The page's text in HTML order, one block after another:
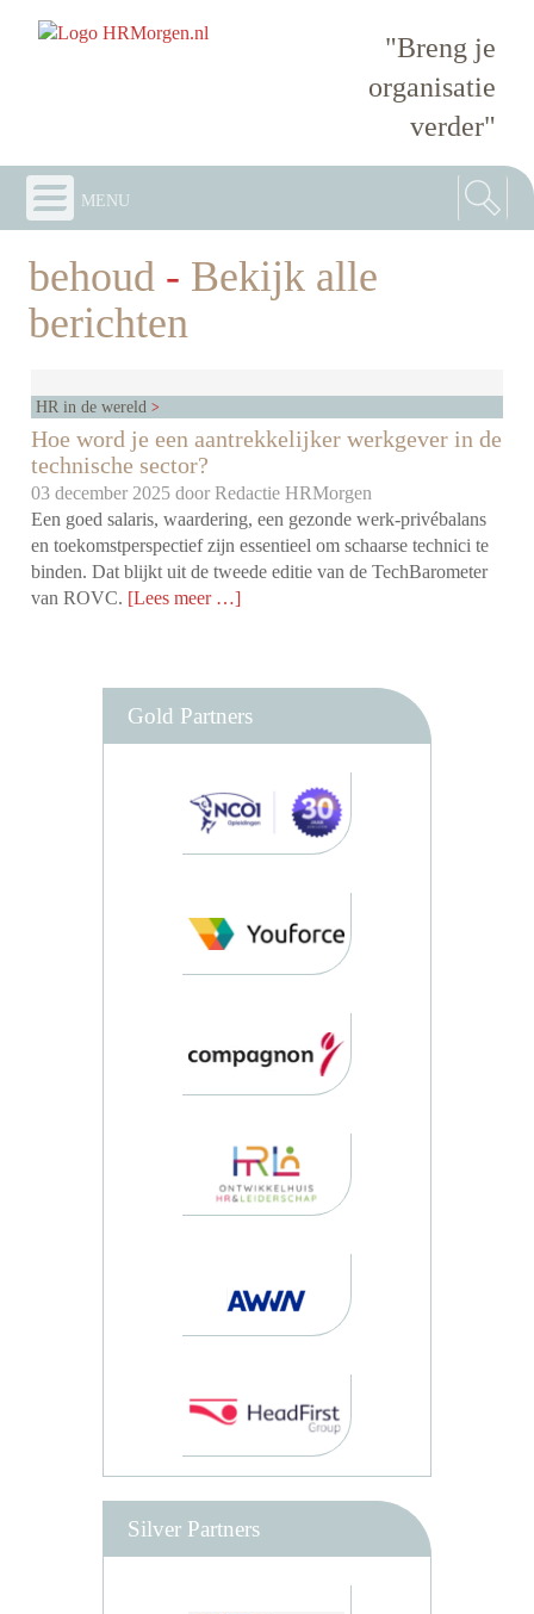
"Breng je
organisatie
verder"
menu
behoud - Bekijk alle
berichten
HR in de wereld
Hoe word je een aantrekkelijker werkgever in de
technische sector?
03 december 2025 doorRedactie HRMorgen
Een goed salaris, waardering, een gezonde werk-privébalans
en toekomstperspectief zijn essentieel om schaarse technici te
binden. Dat blijkt uit de tweede editie van de TechBarometer
van ROVC. [Lees meer …]
Gold Partners
Silver Partners